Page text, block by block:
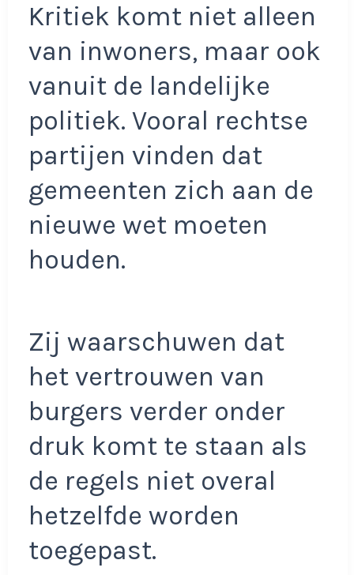
Kritiek komt niet alleen
van inwoners, maar ook
vanuit de landelijke
politiek. Vooral rechtse
partijen vinden dat
gemeenten zich aan de
nieuwe wet moeten
houden.
Zij waarschuwen dat
het vertrouwen van
burgers verder onder
druk komt te staan als
de regels niet overal
hetzelfde worden
toegepast.